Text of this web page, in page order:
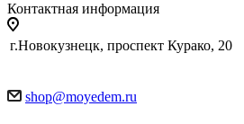
Контактная информация
г.Новокузнецк, проспект Курако, 20
shop@moyedem.ru